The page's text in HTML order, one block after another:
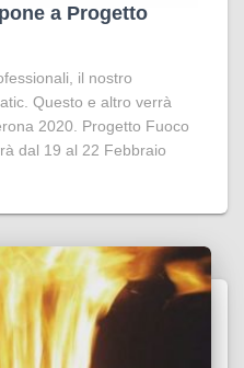
a Progetto
il nostro
Questo e altro verrà
2020. Progetto Fuoco
dal 19 al 22 Febbraio